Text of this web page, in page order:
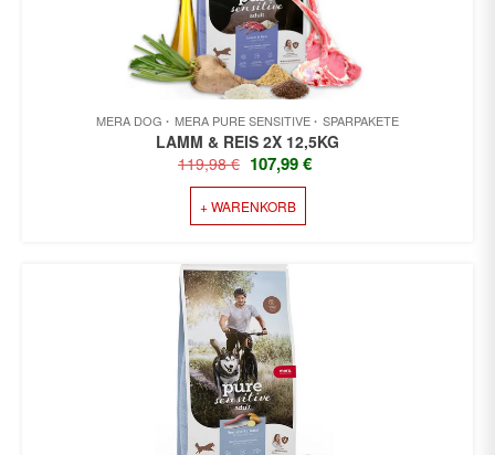
MERA DOG MERA PURE SENSITIVE SPARPAKETE
LAMM & REIS 2X 12,5KG
119,98€ URSPRÜNGLICHER
PREIS
WAR:
119,98 €
107,99€
+ WARENKORB